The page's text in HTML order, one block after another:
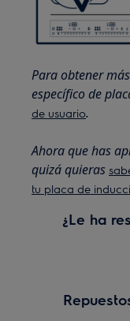
Para obtener
específico de
de usuario.
Ahora que has
quizá quieras
tu placa de
¿Le ha